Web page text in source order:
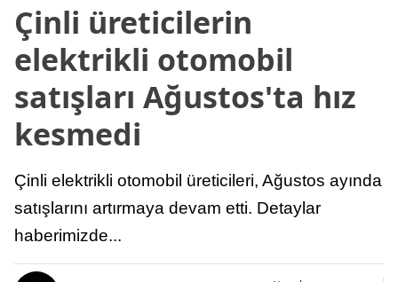
Çinli üreticilerin
elektrikli otomobil
satışları Ağustos'ta hız
kesmedi
Çinli elektrikli otomobil üreticileri, Ağustos ayında
satışlarını artırmaya devam etti. Detaylar
haberimizde...